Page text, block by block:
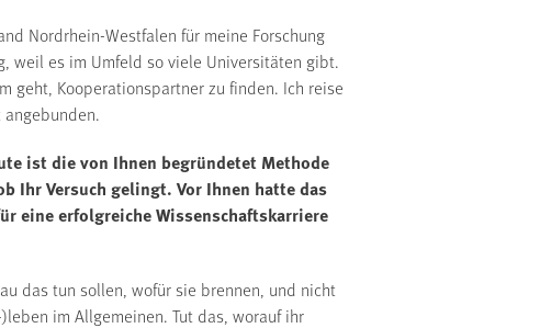
Nordrhein-Westfalen für meine Forschung
weil es im Umfeld so viele Universitäten gibt.
geht, Kooperationspartner zu finden. Ich reise
ist die von Ihnen begründetet Methode
Ihr Versuch gelingt. Vor Ihnen hatte das
eine erfolgreiche Wissenschaftskarriere
das tun sollen, wofür sie brennen, und nicht
im Allgemeinen. Tut das, worauf ihr